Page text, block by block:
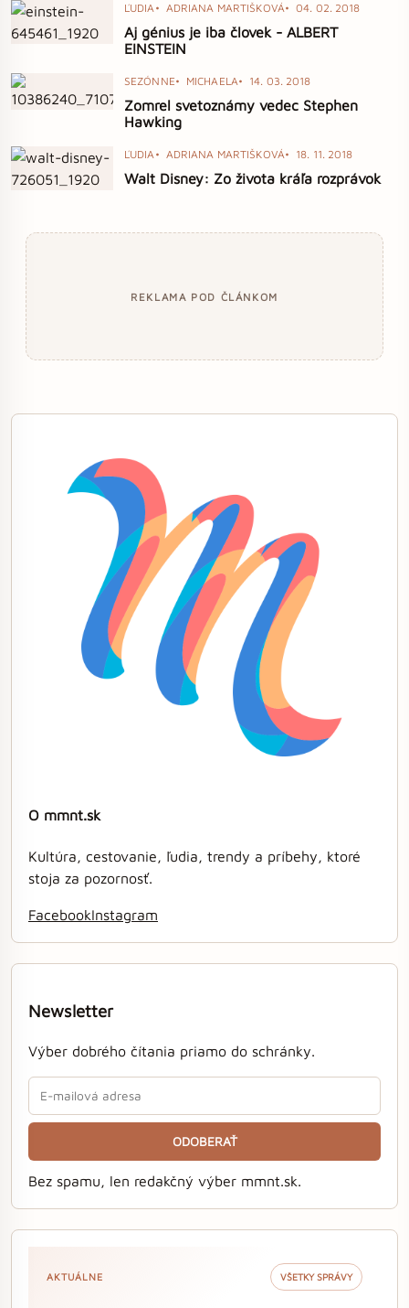
ĽUDIA ADRIANA MARTIŠKOVÁ 04. 02. 2018
Aj génius je iba človek - ALBERT
EINSTEIN
SEZÓNNE MICHAELA 14. 03. 2018
Zomrel svetoznámy vedec Stephen
Hawking
ĽUDIA ADRIANA MARTIŠKOVÁ 18. 11. 2018
Walt Disney: Zo života kráľa rozprávok
REKLAMA POD ČLÁNKOM
O mmnt.sk
Kultúra, cestovanie, ľudia, trendy a príbehy, ktoré
stoja za pozornosť.
FacebookInstagram
Newsletter
Výber dobrého čítania priamo do schránky.
ODOBERAŤ
Bez spamu, len redakčný výber mmnt.sk.
AKTUÁLNE VŠETKY SPRÁVY